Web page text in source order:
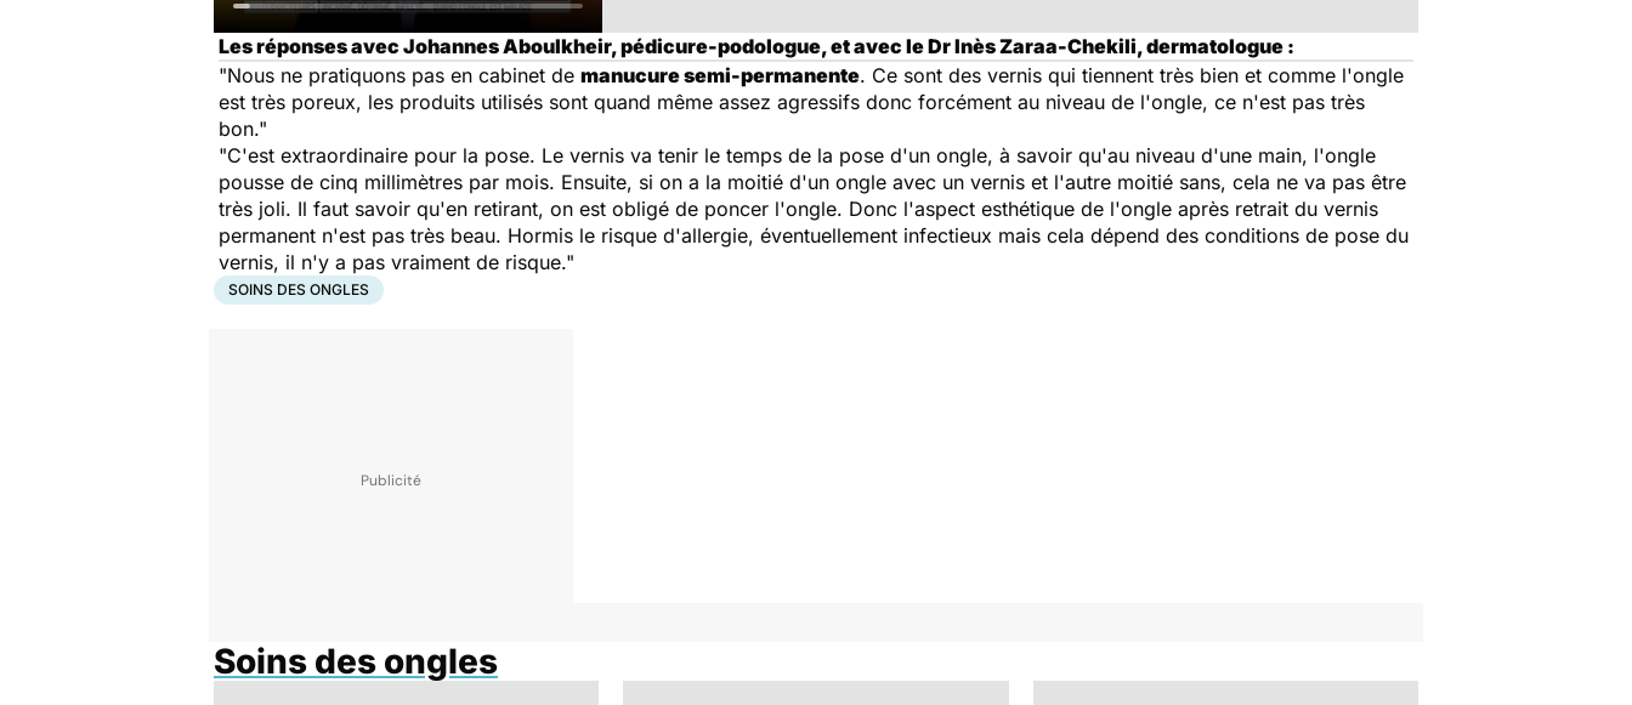
Les réponses avec Johannes Aboulkheir, pédicure-podologue, et avec le Dr Inès Zaraa-Chekili, dermatologue :
"Nous ne pratiquons pas en cabinet de manucure semi-permanente. Ce sont des vernis qui tiennent très bien et comme l'ongle
est très poreux, les produits utilisés sont quand même assez agressifs donc forcément au niveau de l'ongle, ce n'est pas très
bon."
"C'est extraordinaire pour la pose. Le vernis va tenir le temps de la pose d'un ongle, à savoir qu'au niveau d'une main, l'ongle
pousse de cinq millimètres par mois. Ensuite, si on a la moitié d'un ongle avec un vernis et l'autre moitié sans, cela ne va pas être
très joli. Il faut savoir qu'en retirant, on est obligé de poncer l'ongle. Donc l'aspect esthétique de l'ongle après retrait du vernis
permanent n'est pas très beau. Hormis le risque d'allergie, éventuellement infectieux mais cela dépend des conditions de pose du
vernis, il n'y a pas vraiment de risque."
SOINS DES ONGLES
Soins des ongles